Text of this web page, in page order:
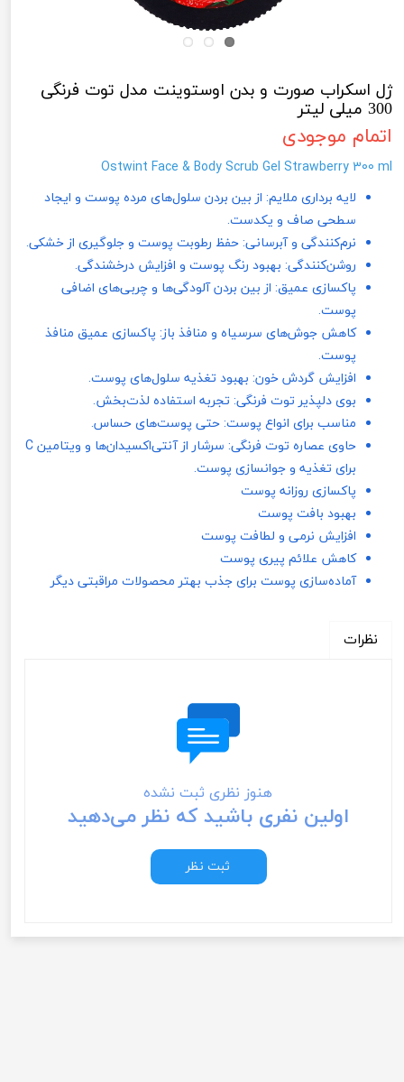
ژل اسکراب صورت و بدن اوستوینت مدل توت فرنگی
300 میلی لیتر
اتمام موجودی
Ostwint Face & Body Scrub Gel Strawberry 300 ml
لایه برداری ملایم: از بین بردن سلول‌های مرده پوست و ایجاد
سطحی صاف و یکدست.
نرم‌کنندگی و آبرسانی: حفظ رطوبت پوست و جلوگیری از خشکی.
روشن‌کنندگی: بهبود رنگ پوست و افزایش درخشندگی.
پاکسازی عمیق: از بین بردن آلودگی‌ها و چربی‌های اضافی
پوست.
کاهش جوش‌های سرسیاه و منافذ باز: پاکسازی عمیق منافذ
پوست.
افزایش گردش خون: بهبود تغذیه سلول‌های پوست.
بوی دلپذیر توت فرنگی: تجربه استفاده لذت‌بخش.
مناسب برای انواع پوست: حتی پوست‌های حساس.
حاوی عصاره توت فرنگی: سرشار از آنتی‌اکسیدان‌ها و ویتامین C
برای تغذیه و جوانسازی پوست.
پاکسازی روزانه پوست
بهبود بافت پوست
افزایش نرمی و لطافت پوست
کاهش علائم پیری پوست
آماده‌سازی پوست برای جذب بهتر محصولات مراقبتی دیگر
نظرات
هنوز نظری ثبت نشده
اولین نفری باشید که نظر می‌دهید
ثبت نظر